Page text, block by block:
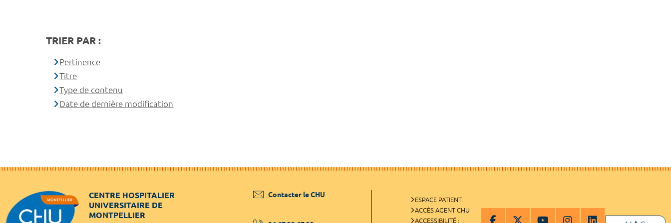
TRIER PAR :
Pertinence
Titre
Type de contenu
Date de dernière modification
CENTRE HOSPITALIER
UNIVERSITAIRE DE
MONTPELLIER
Contacter le CHU
ESPACE PATIENT
ACCÈS AGENT CHU
ACCESSIBILITÉ :